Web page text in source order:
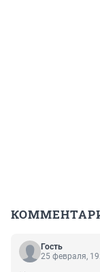
Гость
25 февраля,